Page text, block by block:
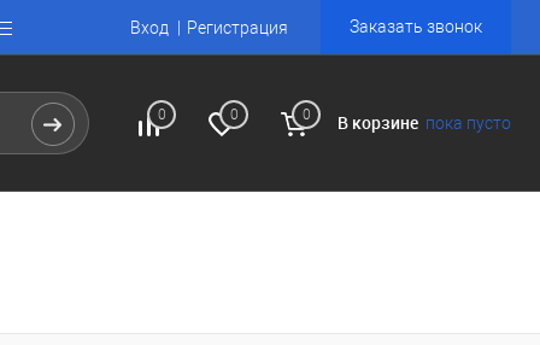
Вход Регистрация Заказать звонок
0 0 0 В корзине пока пусто